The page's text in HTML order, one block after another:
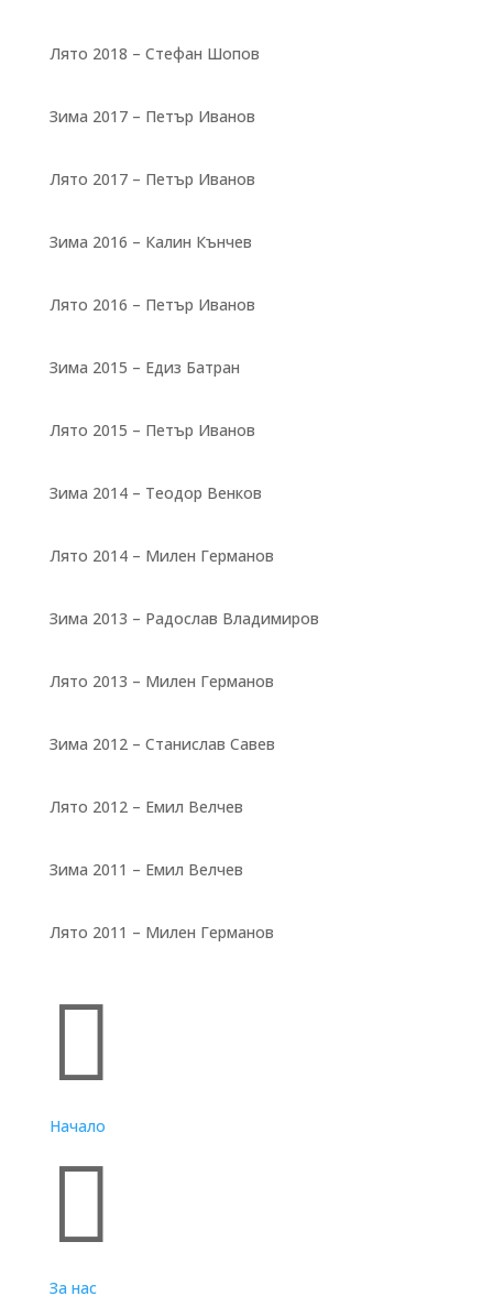
Лято 2018 – Стефан Шопов
Зима 2017 – Петър Иванов
Лято 2017 – Петър Иванов
Зима 2016 – Калин Кънчев
Лято 2016 – Петър Иванов
Зима 2015 – Едиз Батран
Лято 2015 – Петър Иванов
Зима 2014 – Теодор Венков
Лято 2014 – Милен Германов
Зима 2013 – Радослав Владимиров
Лято 2013 – Милен Германов
Зима 2012 – Станислав Савев
Лято 2012 – Емил Велчев
Зима 2011 – Емил Велчев
Лято 2011 – Милен Германов

Начало

За нас